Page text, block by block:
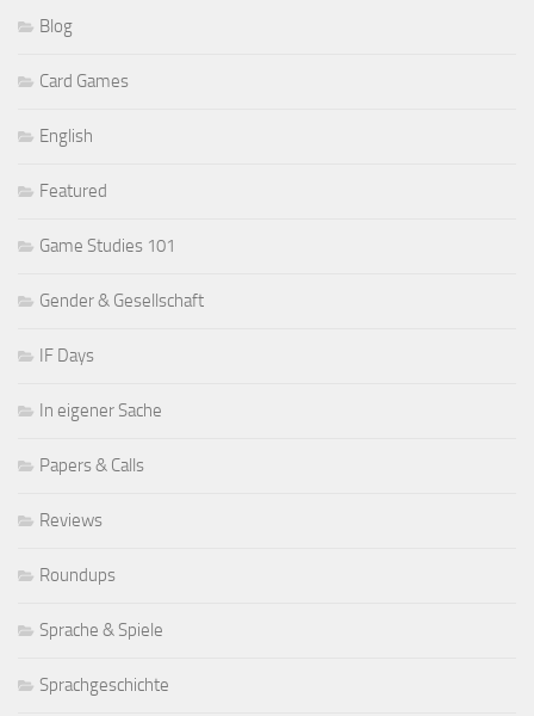
Blog
Card Games
English
Featured
Game Studies 101
Gender & Gesellschaft
IF Days
In eigener Sache
Papers & Calls
Reviews
Roundups
Sprache & Spiele
Sprachgeschichte